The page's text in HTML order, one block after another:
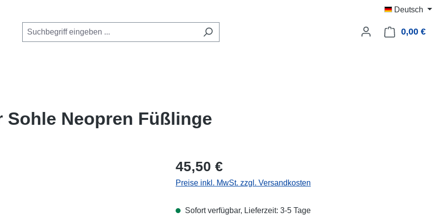
Deutsch
0,00 €
Online Shop
Dropdown der Kategorie GUE Kurse
Schließe das Dropdown der Kategorie Service
Neopren Füßlinge
Regulärer Preis:
45,50 €
Preise inkl. MwSt. zzgl. Versandkosten
Sofort verfügbar, Lieferzeit: 3-5 Tage